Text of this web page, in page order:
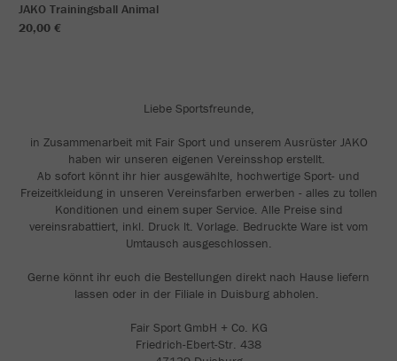
JAKO Trainingsball Animal
20,00 €
Liebe Sportsfreunde,
in Zusammenarbeit mit Fair Sport und unserem Ausrüster JAKO
haben wir unseren eigenen Vereinsshop erstellt.
Ab sofort könnt ihr hier ausgewählte, hochwertige Sport- und
Freizeitkleidung in unseren Vereinsfarben erwerben - alles zu tollen
Konditionen und einem super Service. Alle Preise sind
vereinsrabattiert, inkl. Druck lt. Vorlage. Bedruckte Ware ist vom
Umtausch ausgeschlossen.
Gerne könnt ihr euch die Bestellungen direkt nach Hause liefern
lassen oder in der Filiale in Duisburg abholen.
Fair Sport GmbH + Co. KG
Friedrich-Ebert-Str. 438